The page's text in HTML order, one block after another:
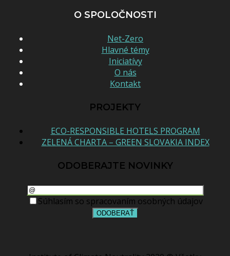
O SPOLOČNOSTI
Net-Zero
Hlavné témy
Iniciatívy
O nás
Kontakt
PROJEKTY
ECO-RESPONSIBLE HOTELS PROGRAM
ZELENÁ CHARTA – GREEN SLOVAKIA INDEX
ODOBERAJTE NOVINKY
Súhlasím so spracovaním osobných údajov